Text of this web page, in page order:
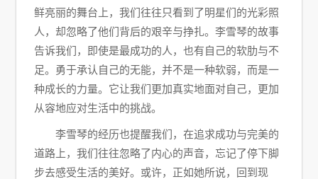
鲜亮丽的舞台上，我们往往只看到了明星们的光彩照
人，却忽略了他们背后的艰辛与挣扎。李雪琴的故事
告诉我们，即使是最成功的人，也有自己的软肋与不
足。勇于承认自己的无能，并不是一种软弱，而是一
种成长的力量。它让我们更加真实地面对自己，更加
从容地应对生活中的挑战。
李雪琴的经历也提醒我们，在追求成功与完美的
道路上，我们往往忽略了内心的声音，忘记了停下脚
步去感受生活的美好。或许，正如她所说，回到现